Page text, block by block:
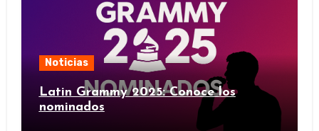
Noticias
Latin Grammy 2025: Conoce los
nominados